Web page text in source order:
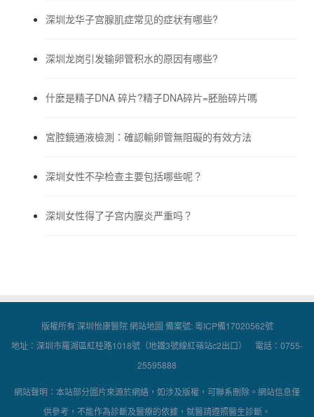
深圳龙华子宫腺肌症常见的症状有哪些?
深圳龙岗引发输卵管积水的原因有哪些?
什麼是精子DNA 碎片?精子DNA碎片=胚胎碎片嗎
宮腔鏡通液檢測：確認輸卵管無阻礙的有效方法
深圳女性不孕检查主要包括哪些呢？
深圳女性得了子宫内膜炎严重吗？
版權所有 深圳怡康醫院網站地圖 備案號:粵ICP備17020562號
地址：深圳市羅湖區紅桂路1018號（地鐵3號線紅嶺站c2出口） 電話：0755-
25595888
網站聲明：本站部分圖片來源於網絡，如涉及版權，可聯系刪除。網站信息僅
供參考，不能作為診斷及醫療的依據，就醫請遵照醫生診斷。